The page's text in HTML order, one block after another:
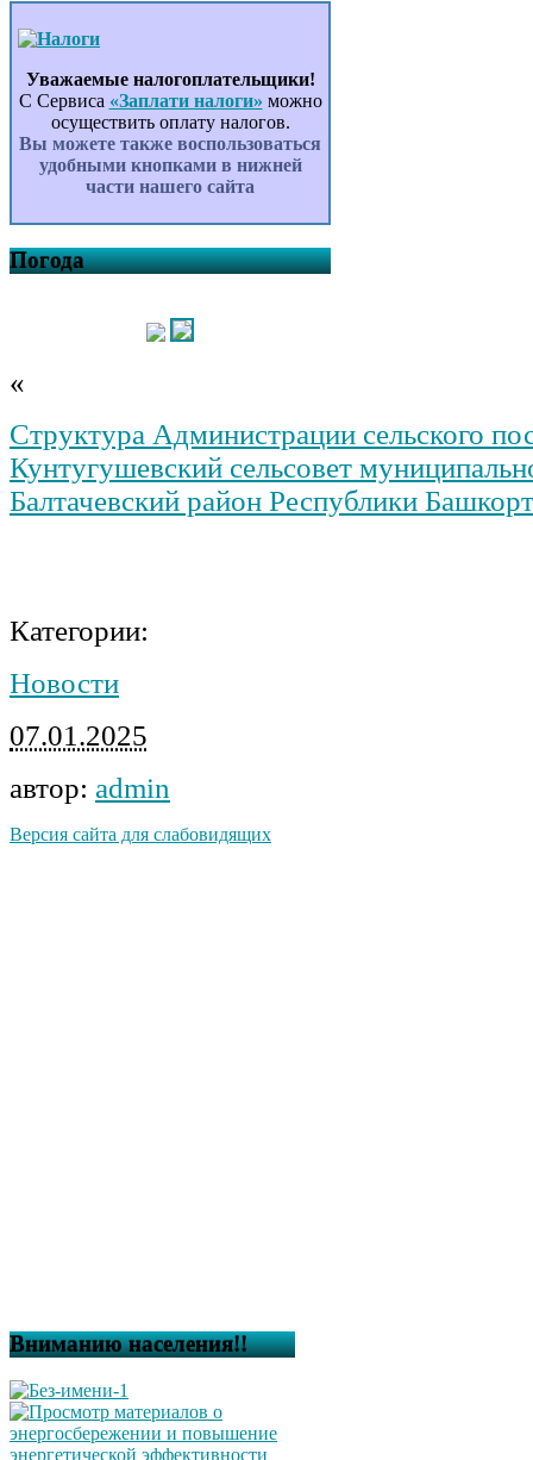
Уважаемые налогоплательщики!
С Сервиса «Заплати налоги» можно
осуществить оплату налогов.
Вы можете также воспользоваться
удобными кнопками в нижней
части нашего сайта
Погода
«
Структура Администрации сельского
Кунтугушевский сельсовет
Балтачевский район Республики
Категории:
Новости
07.01.2025
автор: admin
Версия сайта для слабовидящих
Вниманию населения!!